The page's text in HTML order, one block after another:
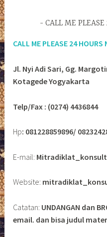
CALL ME
CALL ME PLEASE 24 HOURS
Jl. Nyi Adi Sari, Gg.
Kotagede Yogyakarta
Telp/Fax : (0274) 4436844
Hp: 081228859896/
E-mail:
Website:
Catatan: UNDANGAN dan
email. dan bisa judul